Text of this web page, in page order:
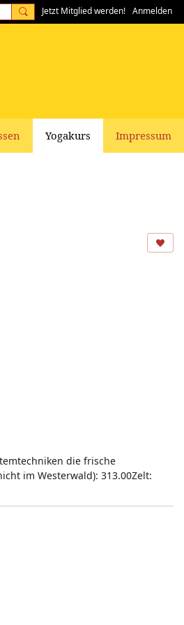
Jetzt Mitglied werden! Anmelden
Yogakurs Impressum
die frische
im Westerwald): 313.00Zelt: